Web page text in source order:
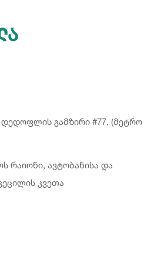
გამზირი #77, (მეტრო
რაიონი, ავტობანისა და
კვეთა